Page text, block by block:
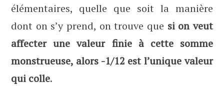
élémentaires, quelle que soit la manière
dont on s’y prend, on trouve que si on veut
affecter une valeur finie à cette somme
monstrueuse, alors -1/12 est l’unique valeur
qui colle.